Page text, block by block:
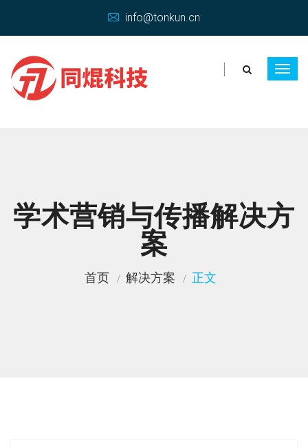
info@tonkun.cn
学术营销与传播解决方
案
首页 解决方案 正文